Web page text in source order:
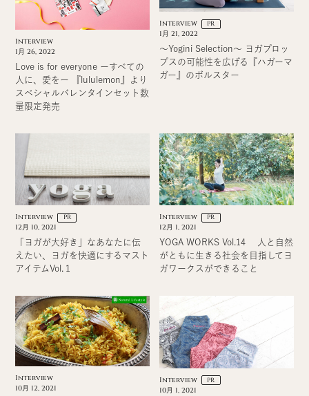
Interview
1月 26, 2022
Love is for everyone ーすべての
人に、愛をー 『lululemon』より
スペシャルバレンタインセット数
量限定発売
Interview PR
1月 21, 2022
〜Yogini Selection〜 ヨガプロッ
プスの可能性を広げる『ハガーマ
ガー』のボルスター
Interview PR
12月 10, 2021
「ヨガが大好き」なあなたに伝
えたい、ヨガを快適にするマスト
アイテムVol.１
Interview PR
12月 1, 2021
YOGA WORKS Vol.14 人と自然
がともに生きる社会を目指してヨ
ガワークスができること
Interview
10月 12, 2021
Interview PR
10月 1, 2021